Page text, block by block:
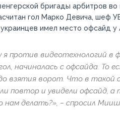
бригады арбитров во
гол Марко Девича, шеф
имел место офсайд у
я против видеотехнологий в
начиналась с офсайда. То
взятия ворот. Что в такой
повтор и увидели офсайд,
нам делать?», – спросил